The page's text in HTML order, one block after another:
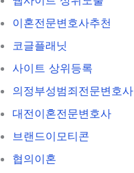
이혼전문변호사추천
코글플래닛
사이트 상위등록
의정부성범죄전문변호사
대전이혼전문변호사
브랜드이모티콘
협의이혼